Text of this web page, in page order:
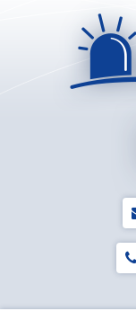
Zum Inhalt springen